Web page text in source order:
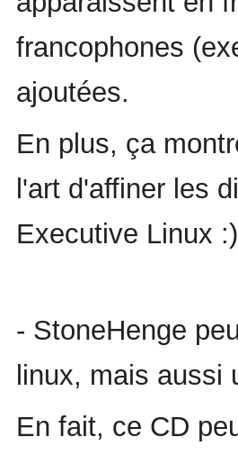
francophones
ajoutées.
En plus, ça
l'art d'affiner les
Executive Linux :)
- StoneHenge
linux, mais aussi
En fait, ce CD